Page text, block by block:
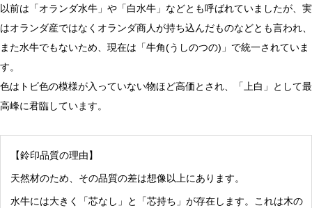
以前は「オランダ水牛」や「白水牛」などとも呼ばれていましたが、実
はオランダ産ではなくオランダ商人が持ち込んだものなどとも言われ、
また水牛でもないため、現在は「牛角(うしのつの)」で統一されていま
す。
色はトビ色の模様が入っていない物ほど高価とされ、「上白」として最
高峰に君臨しています。
【鈴印品質の理由】
天然材のため、その品質の差は想像以上にあります。
水牛には大きく「芯なし」と「芯持ち」が存在します。これは木の